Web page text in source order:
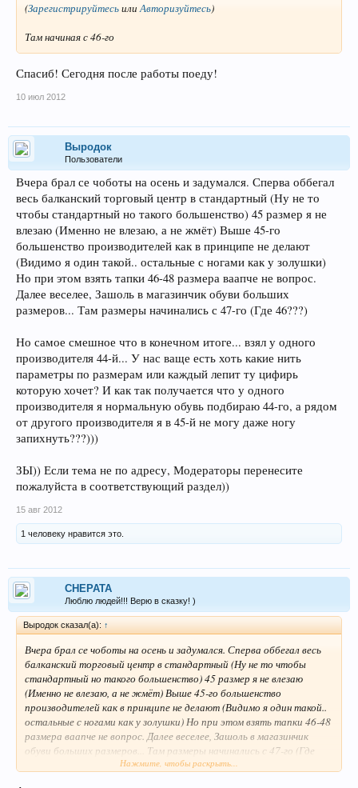
(ЗарегистрируйтесьилиАвторизуйтесь)
Там начиная с 46-го
Спасиб! Сегодня после работы поеду!
10 июл 2012
Выродок
Пользователи
Вчера брал се чоботы на осень и задумался. Сперва оббегал
весь балканский торговый центр в стандартный (Ну не то
чтобы стандартный но такого большенство) 45 размер я не
влезаю (Именно не влезаю, а не жмёт) Выше 45-го
большенство производителей как в принципе не делают
(Видимо я один такой.. остальные с ногами как у золушки)
Но при этом взять тапки 46-48 размера ваапче не вопрос.
Далее веселее, Зашоль в магазинчик обуви больших
размеров... Там размеры начинались с 47-го (Где 46???)
Но самое смешное что в конечном итоге... взял у одного
производителя 44-й... У нас ваще есть хоть какие нить
параметры по размерам или каждый лепит ту цифирь
которую хочет? И как так получается что у одного
производителя я нормальную обувь подбираю 44-го, а рядом
от другого производителя я в 45-й не могу даже ногу
запихнуть???)))
ЗЫ)) Если тема не по адресу, Модераторы перенесите
пожалуйста в соответствующий раздел))
15 авг 2012
1 человеку нравится это.
CHEPATA
Люблю людей!!! Верю в сказку! )
Выродок сказал(а): ↑
Вчера брал се чоботы на осень и задумался. Сперва оббегал весь
балканский торговый центр в стандартный (Ну не то чтобы
стандартный но такого большенство) 45 размер я не влезаю
(Именно не влезаю, а не жмёт) Выше 45-го большенство
производителей как в принципе не делают (Видимо я один такой..
остальные с ногами как у золушки) Но при этом взять тапки 46-48
размера ваапче не вопрос. Далее веселее, Зашоль в магазинчик
обуви больших размеров... Там размеры начинались с 47-го (Где
Нажмите, чтобы раскрыть...